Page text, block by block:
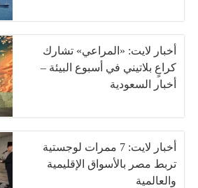
أخبار لايت: «المراعي» تشارك
كراعٍ بلاتيني في أسبوع البيئة –
أخبار السعودية
أخبار لايت: 7 ممرات لوجستية
تربط مصر بالأسواق الإقليمية
والعالمية